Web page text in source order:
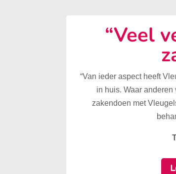
“Veel
“Van ieder aspect heeft
in huis. Waar
zakendoen met